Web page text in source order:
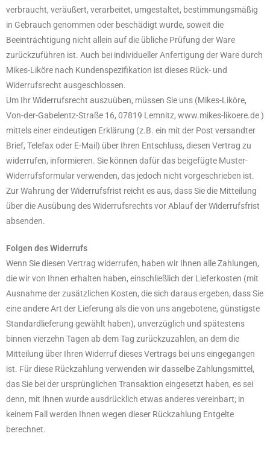
verbraucht, veräußert, verarbeitet, umgestaltet, bestimmungsmäßig
in Gebrauch genommen oder beschädigt wurde, soweit die
Beeinträchtigung nicht allein auf die übliche Prüfung der Ware
zurückzuführen ist. Auch bei individueller Anfertigung der Ware durch
Mikes-Liköre nach Kundenspezifikation ist dieses Rück- und
Widerrufsrecht ausgeschlossen.
Um Ihr Widerrufsrecht auszuüben, müssen Sie uns (Mikes-Liköre,
Von-der-Gabelentz-Straße 16, 07819 Lemnitz, www.mikes-likoere.de )
mittels einer eindeutigen Erklärung (z.B. ein mit der Post versandter
Brief, Telefax oder E-Mail) über Ihren Entschluss, diesen Vertrag zu
widerrufen, informieren. Sie können dafür das beigefügte Muster-
Widerrufsformular verwenden, das jedoch nicht vorgeschrieben ist.
Zur Wahrung der Widerrufsfrist reicht es aus, dass Sie die Mitteilung
über die Ausübung des Widerrufsrechts vor Ablauf der Widerrufsfrist
absenden.
Folgen des Widerrufs
Wenn Sie diesen Vertrag widerrufen, haben wir Ihnen alle Zahlungen,
die wir von Ihnen erhalten haben, einschließlich der Lieferkosten (mit
Ausnahme der zusätzlichen Kosten, die sich daraus ergeben, dass Sie
eine andere Art der Lieferung als die von uns angebotene, günstigste
Standardlieferung gewählt haben), unverzüglich und spätestens
binnen vierzehn Tagen ab dem Tag zurückzuzahlen, an dem die
Mitteilung über Ihren Widerruf dieses Vertrags bei uns eingegangen
ist. Für diese Rückzahlung verwenden wir dasselbe Zahlungsmittel,
das Sie bei der ursprünglichen Transaktion eingesetzt haben, es sei
denn, mit Ihnen wurde ausdrücklich etwas anderes vereinbart; in
keinem Fall werden Ihnen wegen dieser Rückzahlung Entgelte
berechnet.